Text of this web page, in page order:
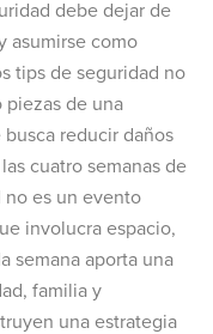
debe dejar de
asumirse como
tips de seguridad no
piezas de una
reducir daños
cuatro semanas de
no es un evento
involucra espacio,
semana aporta una
familia y
una estrategia